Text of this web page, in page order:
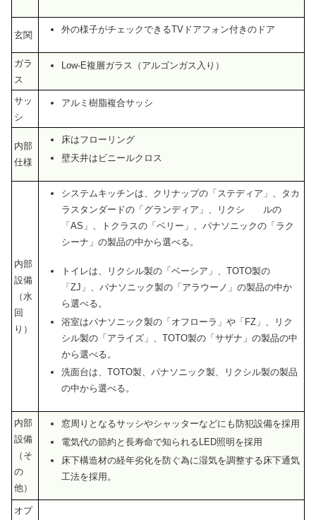
玄関 外の様子がチェックできるTVドアフォン付きのドア
ガラ
ス
Low-E複層ガラス（アルゴンガス入り）
サッ
シ
アルミ樹脂複合サッシ
内部
仕様
床はフローリング
壁天井はビニールクロス
内部
設備
（水
回
り）
システムキッチンは、クリナップの「ステディア」、タカ
ラスタンダードの「グランディア」、リクシ ルの
「AS」、トクラスの「ベリー」、パナソニックの「ラク
シーナ」 の製品の中から選べる。
トイレは、リクシル製の「ベーシア」、TOTO製の
「ZJ」、パナソニック製の「アラウーノ」の製品の中か
ら選べる。
浴室はパナソニック製の「オフローラ」や「FZ」、リク
シル製の「アライズ」、TOTO製の「サザナ」の製品の中
から選べる。
洗面台は、TOTO製、パナソニック製、リクシル製の製品
の中から選べる。
内部
設備
（そ
の
他）
窓周りとなるサッシやシャッターなどにも防犯設備を採用
電気代の節約と長寿命で知られるLED照明を採用
床下構造材の経年劣化を防ぐ為に湿気を調整する床下通気
工法を採用。
オプ